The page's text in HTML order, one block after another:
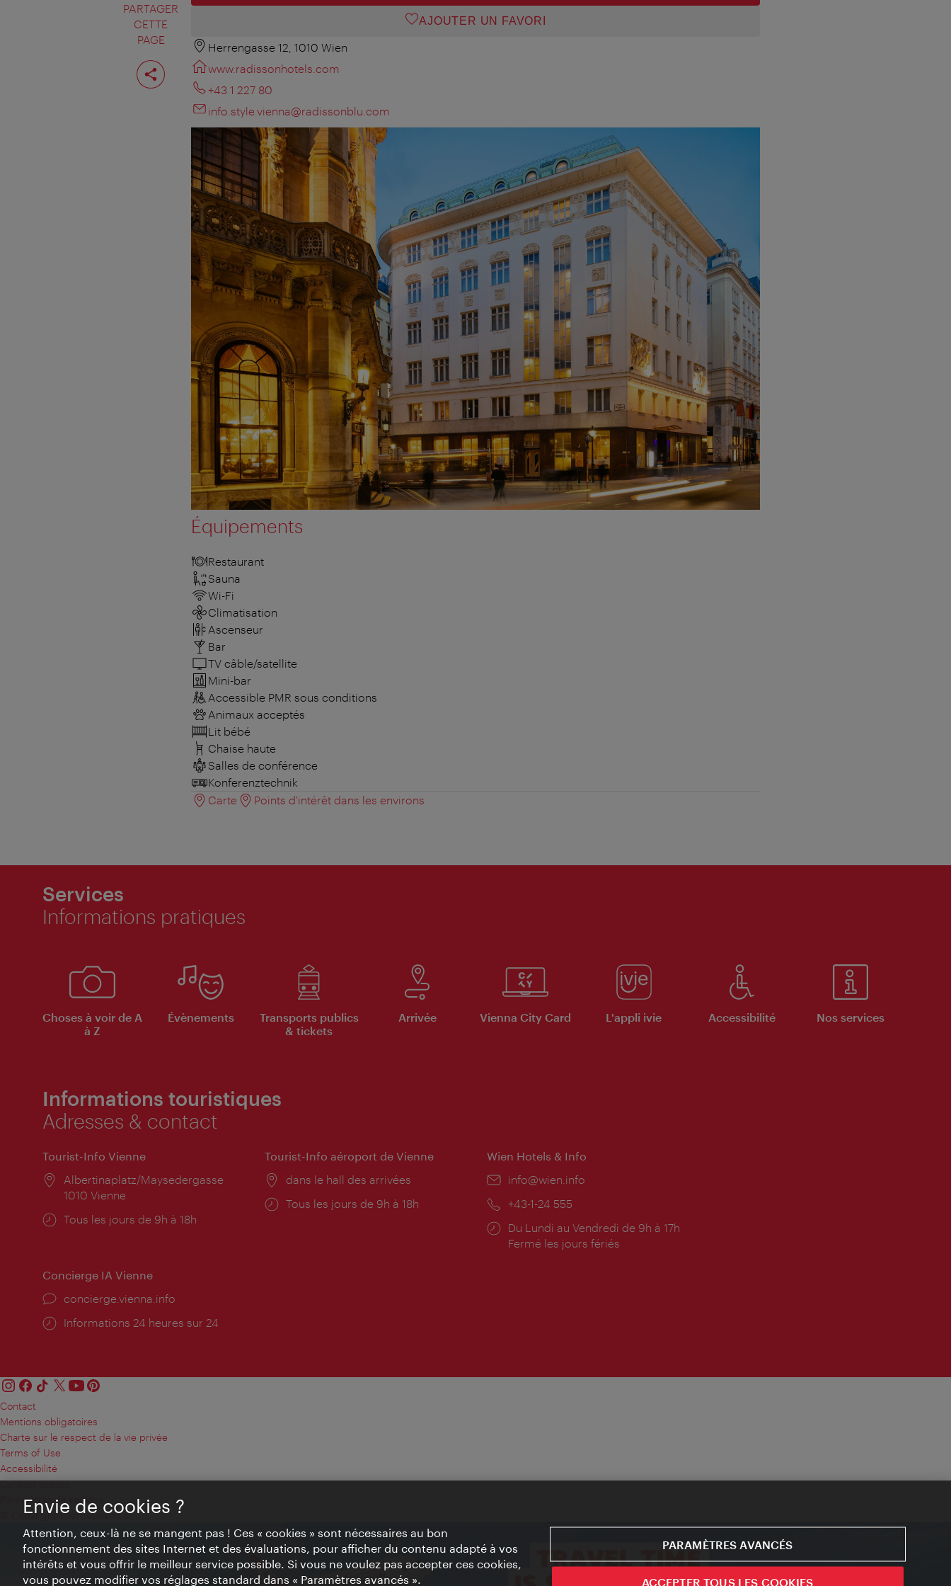
PARTAGER
CETTE
PAGE
Partager
cette
page
AJOUTER UN FAVORI
Herrengasse 12, 1010 Wien
www.radissonhotels.com
+43 1 227 80
info.style.vienna@radissonblu.com
Équipements
Restaurant
Sauna
Wi-Fi
Climatisation
Ascenseur
Bar
TV câble/satellite
Mini-bar
Accessible PMR sous conditions
Animaux acceptés
Lit bébé
Chaise haute
Salles de conférence
Konferenztechnik
Carte
Points d'intérêt dans les environs
Services
Informations pratiques
Choses à voir de A
à Z
Évènements
Transports publics
& tickets
Arrivée Vienna City Card L'appli ivie Accessibilité Nos services
Informations touristiques
Adresses & contact
Tourist-Info Vienne
Lieu:
Albertinaplatz/Maysedergasse
1010 Vienne
Horaires
Tous les jours de 9h à 18h
Tourist-Info aéroport de Vienne
Lieu:
dans le hall des arrivées
Horaires
Tous les jours de 9h à 18h
Wien Hotels & Info
E-
info@wien.info
Téléphone:
+43-1-24 555
Horaires
d'ouverture:
Du Lundi au Vendredi de 9h à 17h
Fermé les jours fériés
Concierge IA Vienne
Ort:
concierge.vienna.info
Öffnungszeiten:
Informations 24 heures sur 24
Contact
Mentions obligatoires
Charte sur le respect de la vie privée
Terms of Use
Accessibilité
Contact presse
Paramètres de cookies
© Copyright WienTourismus
Envie de cookies ?
Attention, ceux-là ne se mangent pas ! Ces « cookies » sont nécessaires au bon
fonctionnement des sites Internet et des évaluations, pour afficher du contenu adapté à vos
intérêts et vous offrir le meilleur service possible. Si vous ne voulez pas accepter ces cookies,
vous pouvez modifier vos réglages standard dans « Paramètres avancés ».
PARAMÈTRES AVANCÉS
ACCEPTER TOUS LES COOKIES